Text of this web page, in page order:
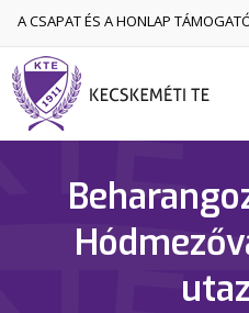
A CSAPAT ÉS A HONLAP